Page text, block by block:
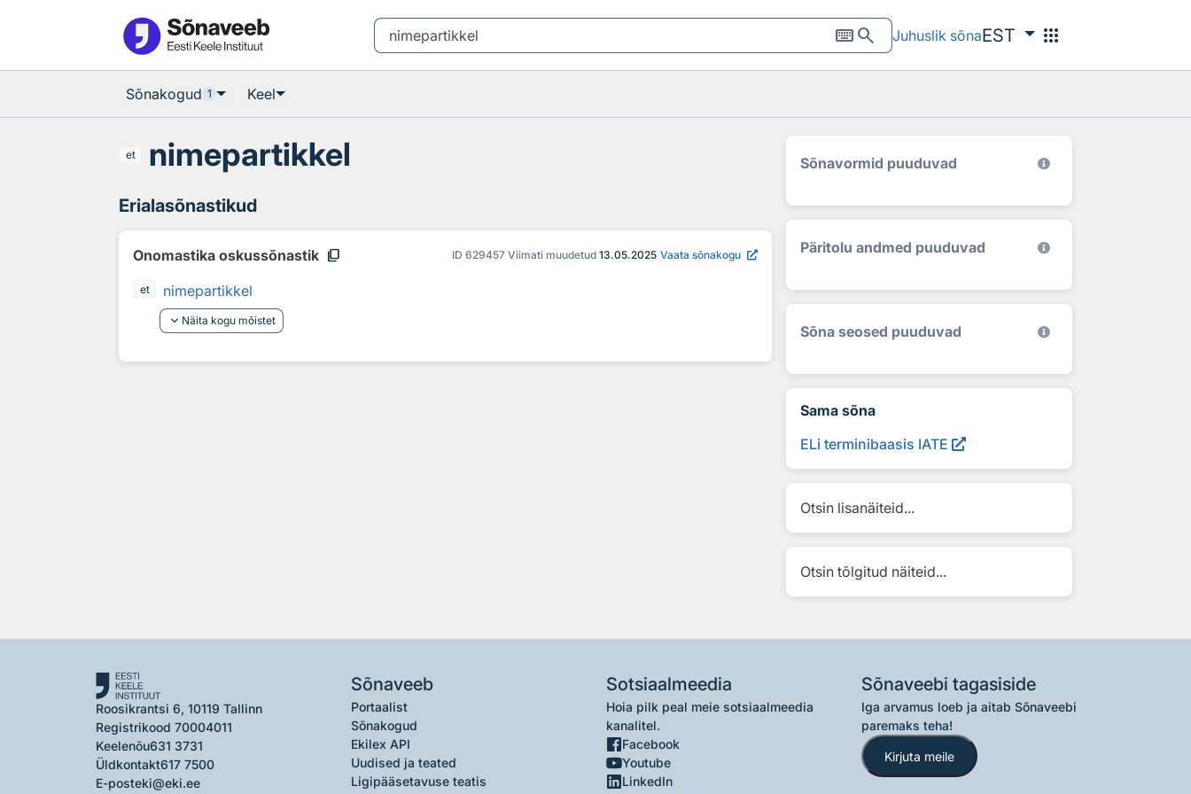
keyboardsearch Juhuslik sõnaEST apps
Sõnakogud 1 Keel
et nimepartikkel
Erialasõnastikud
Onomastika oskussõnastik content_copy ID 629457 Viimati muudetud 13.05.2025 Vaata sõnakogu
et
nimepartikkel
keyboard_arrow_down Näita kogu mõistet
Sõnavormid puuduvad
Päritolu andmed puuduvad
Sõna seosed puuduvad
Sama sõna
ELi terminibaasis IATE
Otsin lisanäiteid...
Otsin tõlgitud näiteid...
Roosikrantsi 6, 10119 Tallinn
Registrikood 70004011
Keelenõu631 3731
Üldkontakt617 7500
E-posteki@eki.ee
Sõnaveeb
Portaalist
Sõnakogud
Ekilex API
Uudised ja teated
Ligipääsetavuse teatis
Sotsiaalmeedia
Hoia pilk peal meie sotsiaalmeedia
kanalitel.
Facebook
Youtube
LinkedIn
Sõnaveebi tagasiside
Iga arvamus loeb ja aitab Sõnaveebi
paremaks teha!
Kirjuta meile